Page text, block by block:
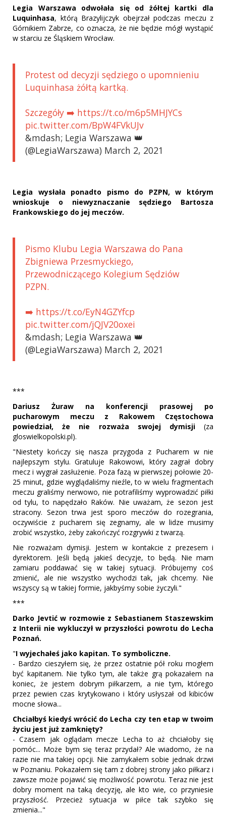
Legia Warszawa odwołała się od żółtej kartki dla
Luquinhasa, którą Brazylijczyk obejrzał podczas meczu z
Górnikiem Zabrze, co oznacza, że nie będzie mógł wystąpić
w starciu ze Śląskiem Wrocław.
Protest od decyzji sędziego o upomnieniu
Luquinhasa żółtą kartką.
Szczegóły ➡️ https://t.co/m6p5MHJYCs
pic.twitter.com/BpW4FVkUJv
&mdash; Legia Warszawa 👑
(@LegiaWarszawa) March 2, 2021
Legia wysłała ponadto pismo do PZPN, w którym
wnioskuje o niewyznaczanie sędziego Bartosza
Frankowskiego do jej meczów.
Pismo Klubu Legia Warszawa do Pana
Zbigniewa Przesmyckiego,
Przewodniczącego Kolegium Sędziów
PZPN.
➡️ https://t.co/EyN4GZYfcp
pic.twitter.com/jQJV20oxei
&mdash; Legia Warszawa 👑
(@LegiaWarszawa) March 2, 2021
***
Dariusz Żuraw na konferencji prasowej po
pucharowym meczu z Rakowem Częstochowa
powiedział, że nie rozważa swojej dymisji(za
gloswielkopolski.pl).
"Niestety kończy się nasza przygoda z Pucharem w nie
najlepszym stylu. Gratuluje Rakowowi, który zagrał dobry
mecz i wygrał zasłużenie. Poza fazą w pierwszej połowie 20-
25 minut, gdzie wyglądaliśmy nieźle, to w wielu fragmentach
meczu graliśmy nerwowo, nie potrafiliśmy wyprowadzić piłki
od tylu, to napędzało Raków. Nie uważam, że sezon jest
stracony. Sezon trwa jest sporo meczów do rozegrania,
oczywiście z pucharem się zegnamy, ale w lidze musimy
zrobić wszystko, żeby zakończyć rozgrywki z twarzą.
Nie rozważam dymisji. Jestem w kontakcie z prezesem i
dyrektorem. Jeśli będą jakieś decyzje, to będą. Nie mam
zamiaru poddawać się w takiej sytuacji. Próbujemy coś
zmienić, ale nie wszystko wychodzi tak, jak chcemy. Nie
wszyscy są w takiej formie, jakbyśmy sobie życzyli."
***
Darko Jevtić w rozmowie z Sebastianem Staszewskim
z Interii nie wykluczył w przyszłości powrotu do Lecha
Poznań.
"I wyjechałeś jako kapitan. To symboliczne.
- Bardzo cieszyłem się, że przez ostatnie pół roku mogłem
być kapitanem. Nie tylko tym, ale także grą pokazałem na
koniec, że jestem dobrym piłkarzem, a nie tym, którego
przez pewien czas krytykowano i który usłyszał od kibiców
mocne słowa...
Chciałbyś kiedyś wrócić do Lecha czy ten etap w twoim
życiu jest już zamknięty?
- Czasem jak oglądam mecze Lecha to aż chciałoby się
pomóc... Może bym się teraz przydał? Ale wiadomo, że na
razie nie ma takiej opcji. Nie zamykałem sobie jednak drzwi
w Poznaniu. Pokazałem się tam z dobrej strony jako piłkarz i
zawsze może pojawić się możliwość powrotu. Teraz nie jest
dobry moment na taką decyzję, ale kto wie, co przyniesie
przyszłość. Przecież sytuacja w piłce tak szybko się
zmienia..."